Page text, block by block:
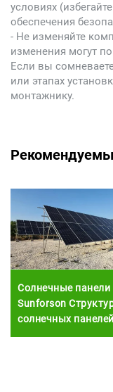
условиях
обеспечения
- Не изменяйте
изменения могут
Если вы
или этапах
монтажнику.
Солнечные панели
Sunforson
солнечных панелей